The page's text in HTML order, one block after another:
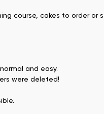
course, cakes to order or
and easy.
were deleted!